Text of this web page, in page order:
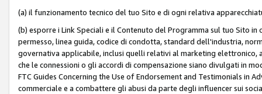
(a) il funzionamento tecnico del tuo Sito e di ogni relativa
(b) esporre i Link Speciali e il Contenuto del Programma sul tuo Sito in
permesso, linea guida, codice di condotta, standard dell'industria,
governativa applicabile, inclusi quelli relativi al marketing
che le connessioni o gli accordi di compensazione siano divulgati in
FTC Guides Concerning the Use of Endorsement and Testimonials in
commerciale e a combattere gli abusi da parte degli influencer sui